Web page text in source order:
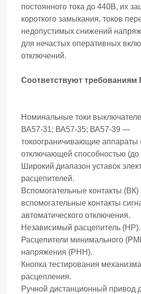
постоянного тока до 440В, их
короткого замыкания, токов
недопустимых снижений
для нечастых оперативных
отключений.
Соответствуют требованиям
Номинальные токи
ВА57-31; ВА57-35; ВА57-39 —
токоограничивающие аппараты
отключающей способностью (до
Широкий диапазон уставок
расцепителей.
Вспомогательные контакты (ВК)
вспомогательные контакты
автоматического отключения.
Независимый расцепитель (HP).
Расцепители минимального
напряжения (РНН).
Кнопка тестирования
расцепления.
Ручной дистанционный привод